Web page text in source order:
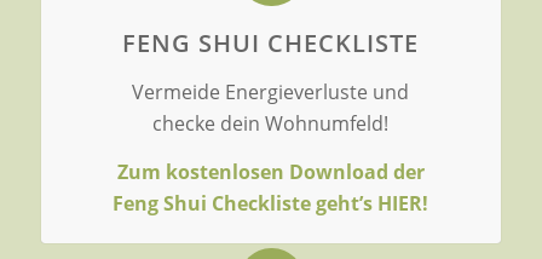
FENG SHUI CHECKLISTE
Vermeide Energieverluste und
checke dein Wohnumfeld!
Zum kostenlosen Download der
Feng Shui Checkliste geht’s HIER!